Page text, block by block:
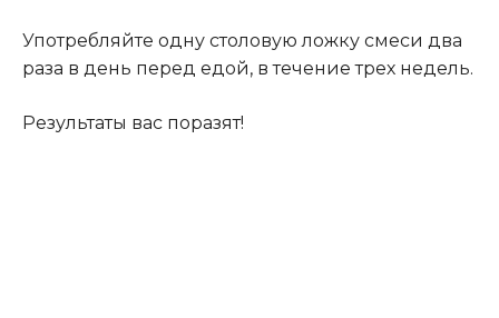
Употребляйте одну столовую ложку смеси два
раза в день перед едой, в течение трех недель.
Результаты вас поразят!